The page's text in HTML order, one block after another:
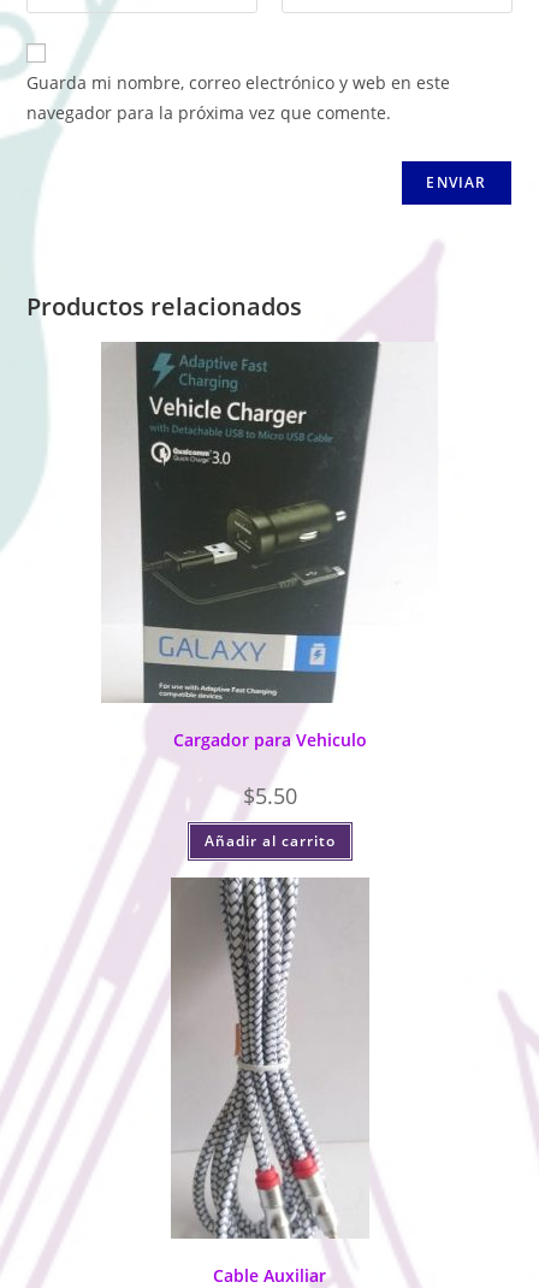
Guarda mi nombre, correo electrónico y web en este
navegador para la próxima vez que comente.
Productos relacionados
Cargador para Vehiculo
$5.50
Añadir al carrito
Cable Auxiliar